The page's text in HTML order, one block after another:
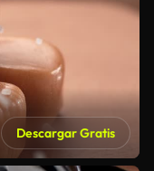
Descargar Gratis